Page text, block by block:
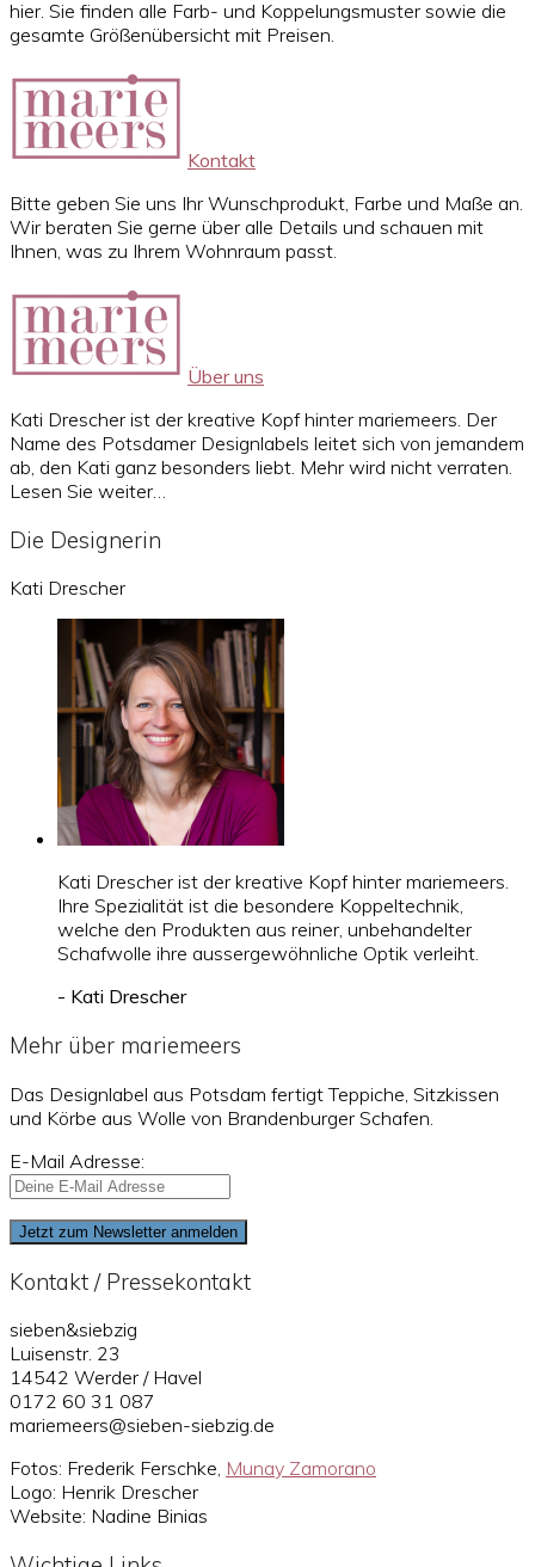
hier. Sie finden alle Farb- und Koppelungsmuster sowie die
gesamte Größenübersicht mit Preisen.
Kontakt
Bitte geben Sie uns Ihr Wunschprodukt, Farbe und Maße an.
Wir beraten Sie gerne über alle Details und schauen mit
Ihnen, was zu Ihrem Wohnraum passt.
Über uns
Kati Drescher ist der kreative Kopf hinter mariemeers. Der
Name des Potsdamer Designlabels leitet sich von jemandem
ab, den Kati ganz besonders liebt. Mehr wird nicht verraten.
Lesen Sie weiter…
Die Designerin
Kati Drescher
Kati Drescher ist der kreative Kopf hinter mariemeers.
Ihre Spezialität ist die besondere Koppeltechnik,
welche den Produkten aus reiner, unbehandelter
Schafwolle ihre aussergewöhnliche Optik verleiht.
- Kati Drescher
Mehr über mariemeers
Das Designlabel aus Potsdam fertigt Teppiche, Sitzkissen
und Körbe aus Wolle von Brandenburger Schafen.
E-Mail Adresse:
Kontakt / Pressekontakt
sieben&siebzig
Luisenstr. 23
14542 Werder / Havel
0172 60 31 087
mariemeers@sieben-siebzig.de
Fotos: Frederik Ferschke, Munay Zamorano
Logo: Henrik Drescher
Website: Nadine Binias